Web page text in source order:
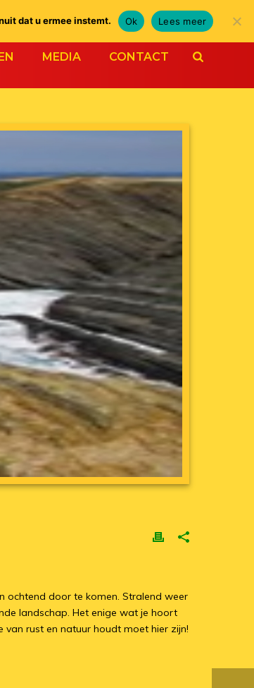
MEDIA CONTACT
ochtend door te komen. Stralend weer
landschap. Het enige wat je hoort
van rust en natuur houdt moet hier zijn!
dat u ermee instemt. Ok Lees meer